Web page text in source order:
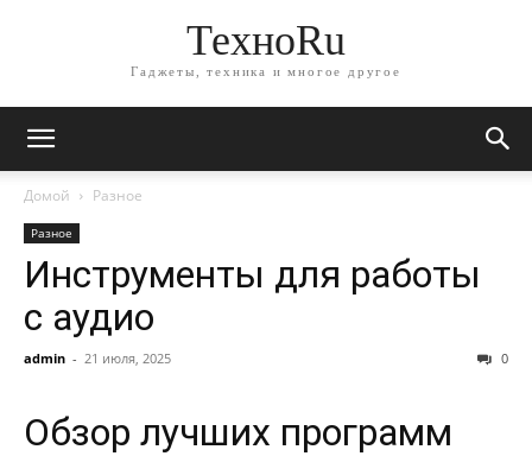
ТехноRu
Гаджеты, техника и многое другое
Домой Разное
Разное
Инструменты для работы
с аудио
admin - 21 июля, 2025 0
Обзор лучших программ